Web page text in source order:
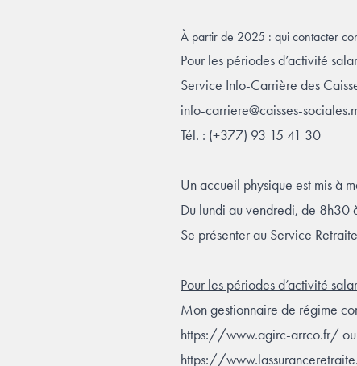
À partir de 2025 : qui contacter
Pour les périodes d’activité
Service Info-Carrière des
info-carriere@caisses-
Tél. : (+377) 93 15 41 30
Un accueil physique est mis à
Du lundi au vendredi, de 8h30
Se présenter au Service
Pour les périodes d’activité
Mon gestionnaire de régime
https://www.agirc-arrco.fr/
https://